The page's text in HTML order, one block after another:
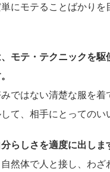
にモテることばかり
モテ・テクニックを
ではない清楚な服を
て、相手にとってのい
らしさを適度に出しま
然体で人と接し、わざ